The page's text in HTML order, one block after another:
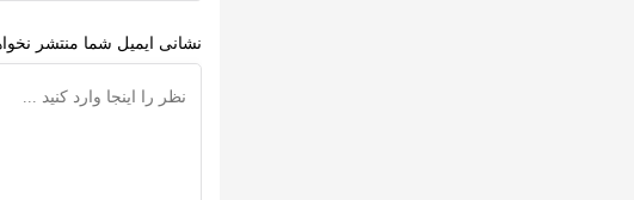
نشانی ایمیل شما منتشر